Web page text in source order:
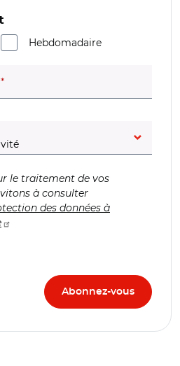
Hebdomadaire
(champ obligatoire)
le traitement de vos
à consulter
des données à